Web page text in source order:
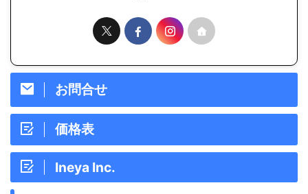
お問合せ
価格表
Ineya Inc.